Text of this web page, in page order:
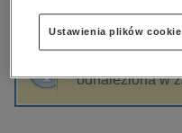
dzienniki
edukacja
hobby, sport,
komputery,
Sortowanie
odnaleziona w
Ustawienia plików cookie